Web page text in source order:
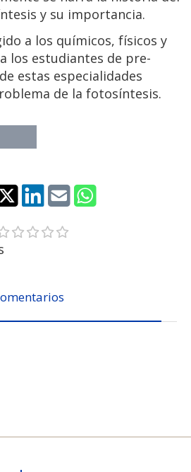
y su importancia.
a los químicos, físicos y
los estudiantes de pre-
estas especialidades
de la fotosíntesis.